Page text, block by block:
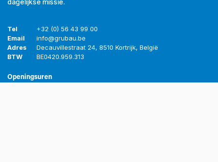
dagelijkse missie.
Tel
+32 (0) 56 43 99 00
Email
info@grubau.be
Adres
Decauvillestraat 24, 8510 Kortrijk, België
BTW
BE0420.959.313
Openingsuren